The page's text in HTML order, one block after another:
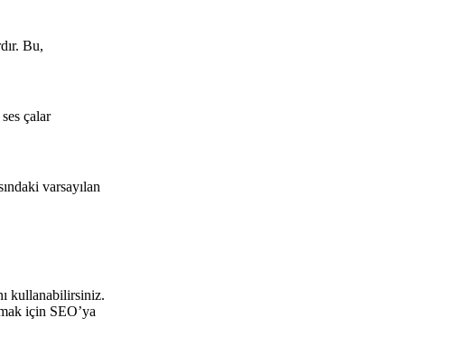
Bu,
çalar
varsayılan
kullanabilirsiniz.
için SEO’ya